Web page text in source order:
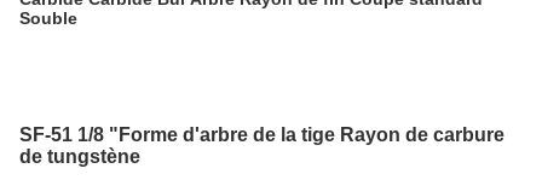
Souble
SF-51 1/8 "Forme d'arbre de la tige Rayon de carbure
de tungstène